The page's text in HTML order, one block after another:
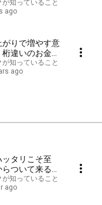
し上限なしの
が知っていること
ago
りで増やす意
違いのお金持
が知っていること
ago
ッタリこそ至
ついて来る｜
数もどんどん
する
が知っていること
ago